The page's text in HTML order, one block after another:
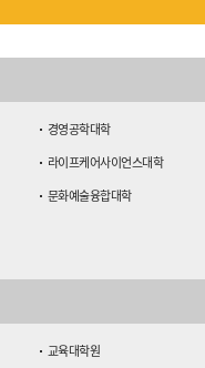
경영공학대학
라이프케어사이언스대학
문화예술융합대학
교육대학원